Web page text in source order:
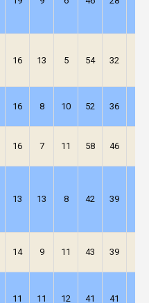
16 13 5 54 32
16 8 10 52 36
16 7 11 58 46
13 13 8 42 39
14 9 11 43 39
11 11 12 41 41